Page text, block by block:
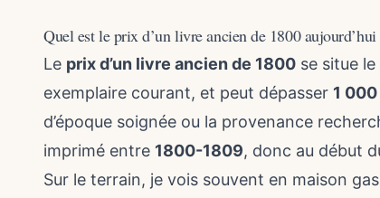
Quel est le prix d’un livre ancien de 1800 aujourd’hui
Le prix d’un livre ancien de 1800 se situe
exemplaire courant, et peut dépasser 1
d’époque soignée ou la provenance
imprimé entre 1800-1809, donc au début
Sur le terrain, je vois souvent en maison